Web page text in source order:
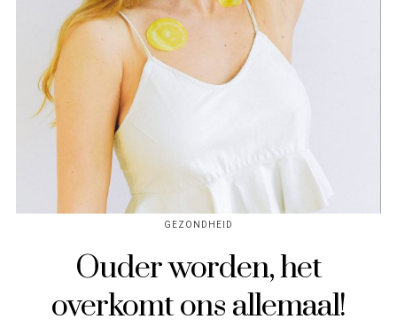
GEZONDHEID
Ouder worden, het
overkomt ons allemaal!